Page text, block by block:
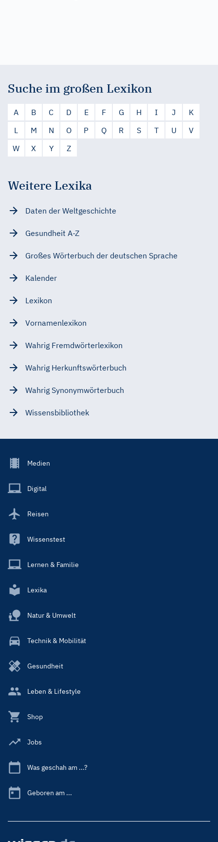
Suche im großen Lexikon
A B C D E F G H I J
K
L
M N O P Q R S T U
V
W
X Y Z
Weitere Lexika
Daten der Weltgeschichte
Gesundheit A-Z
Großes Wörterbuch der deutschen Sprache
Kalender
Lexikon
Vornamenlexikon
Wahrig Fremdwörterlexikon
Wahrig Herkunftswörterbuch
Wahrig Synonymwörterbuch
Wissensbibliothek
Footer
Main
Medien
Digital
Reisen
Wissenstest
Lernen & Familie
Lexika
Natur & Umwelt
Technik & Mobilität
Gesundheit
Leben & Lifestyle
Shop
Jobs
Was geschah am ...?
Geboren am ...